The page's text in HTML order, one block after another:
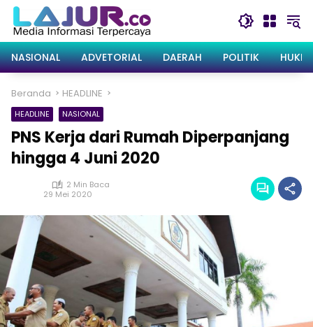
Langsung
konten
NASIONAL
ADVETORIAL DAERAH POLITIK
Beranda HEADLINE
HEADLINE NASIONAL
PNS Kerja dari Rumah Diperpanjang
hingga 4 Juni 2020
2 Min Baca
29 Mei 2020